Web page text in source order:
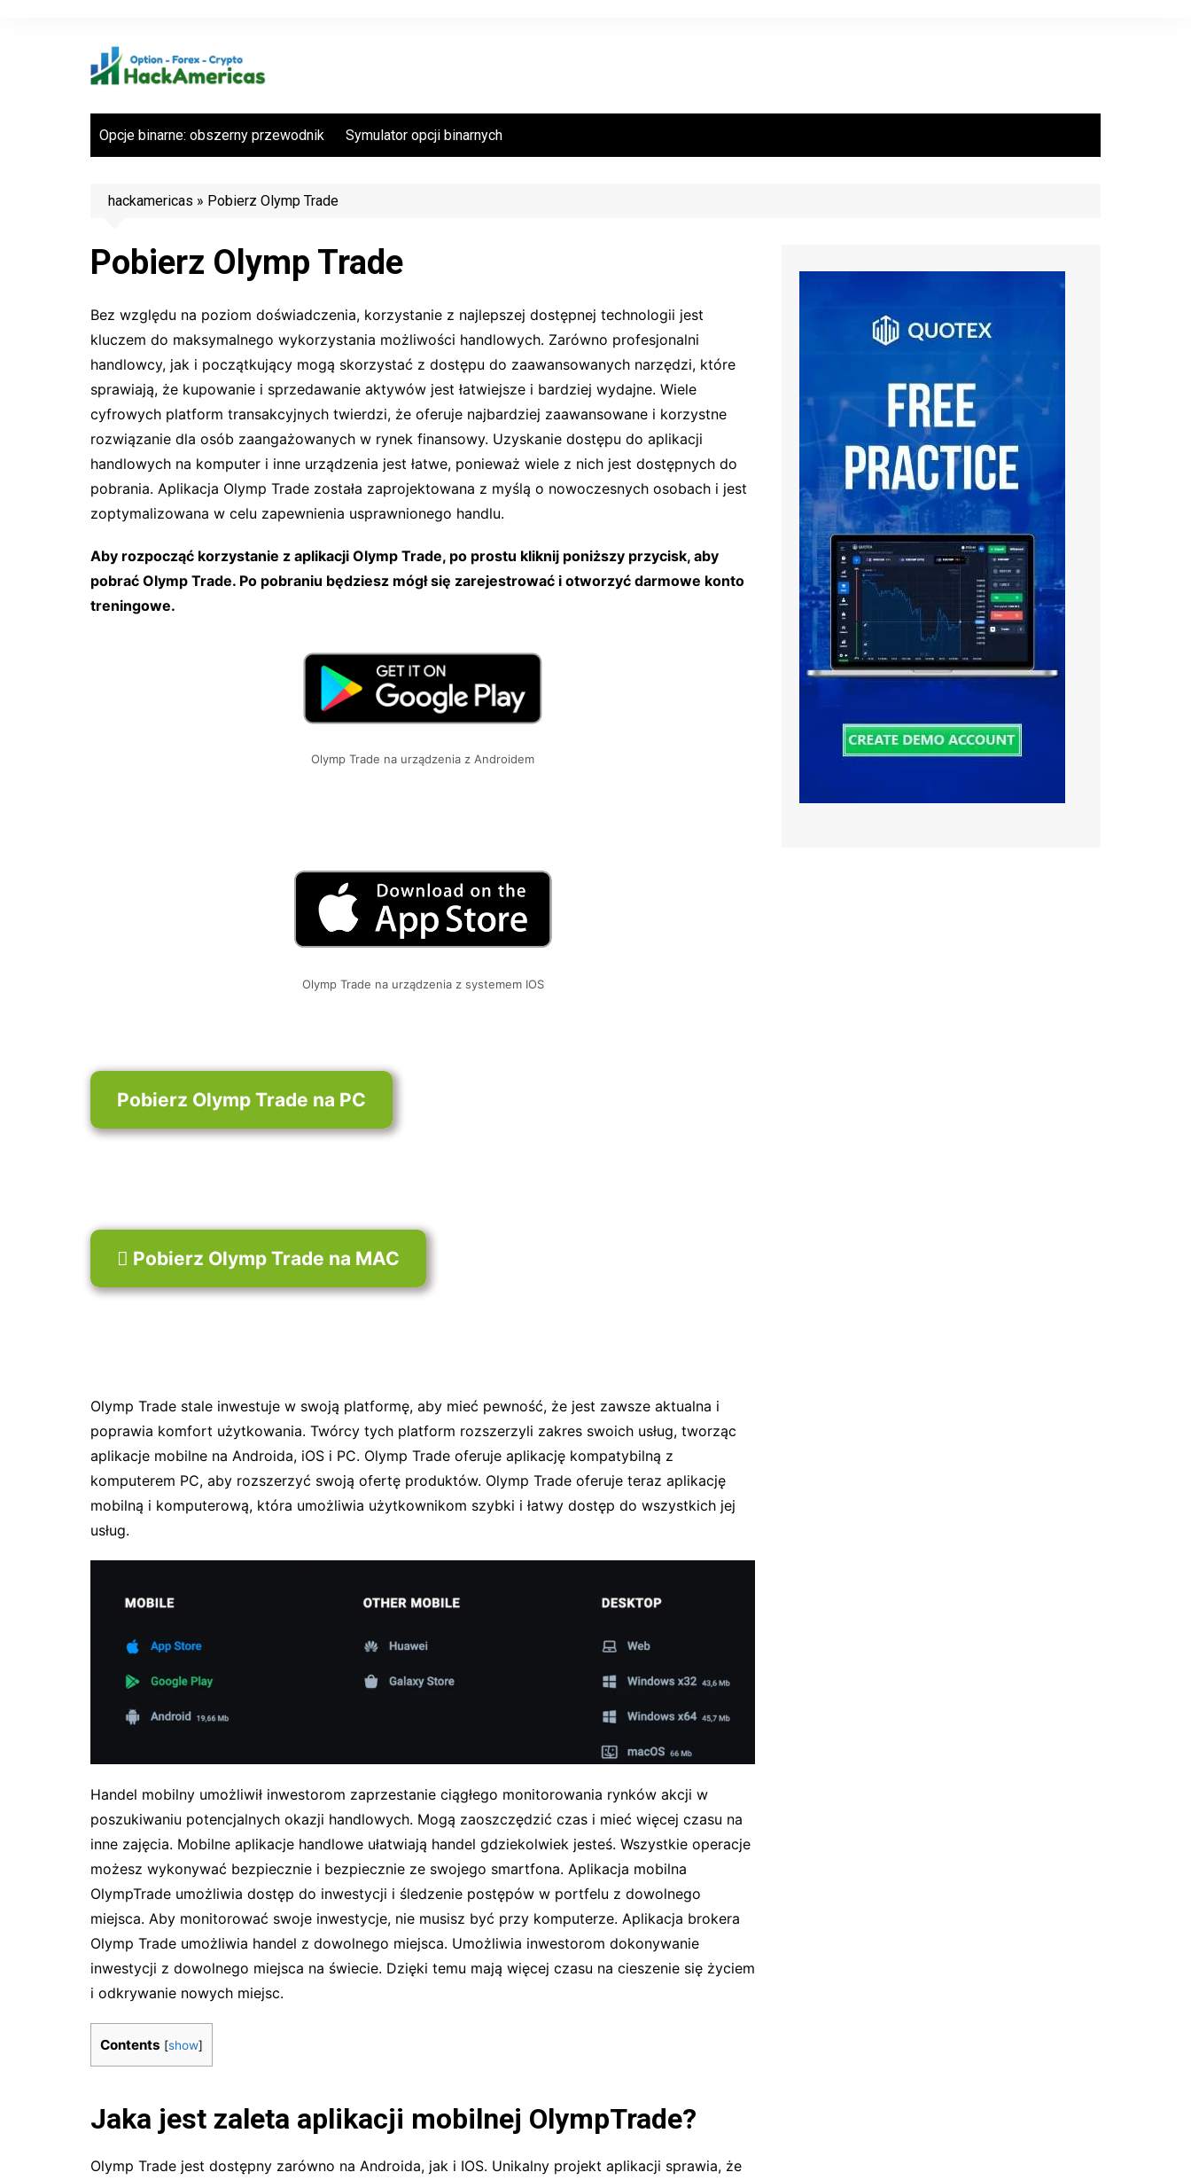
Opcje binarne: obszerny przewodnik Symulator opcji binarnych
hackamericas » Pobierz Olymp Trade
Pobierz Olymp Trade
Bez względu na poziom doświadczenia, korzystanie z najlepszej dostępnej technologii jest
kluczem do maksymalnego wykorzystania możliwości handlowych. Zarówno profesjonalni
handlowcy, jak i początkujący mogą skorzystać z dostępu do zaawansowanych narzędzi, które
sprawiają, że kupowanie i sprzedawanie aktywów jest łatwiejsze i bardziej wydajne. Wiele
cyfrowych platform transakcyjnych twierdzi, że oferuje najbardziej zaawansowane i korzystne
rozwiązanie dla osób zaangażowanych w rynek finansowy. Uzyskanie dostępu do aplikacji
handlowych na komputer i inne urządzenia jest łatwe, ponieważ wiele z nich jest dostępnych do
pobrania. Aplikacja Olymp Trade została zaprojektowana z myślą o nowoczesnych osobach i jest
zoptymalizowana w celu zapewnienia usprawnionego handlu.
Aby rozpocząć korzystanie z aplikacji Olymp Trade, po prostu kliknij poniższy przycisk, aby
pobrać Olymp Trade. Po pobraniu będziesz mógł się zarejestrować i otworzyć darmowe konto
treningowe.
Olymp Trade na urządzenia z Androidem
Olymp Trade na urządzenia z systemem IOS
Pobierz Olymp Trade na PC
 Pobierz Olymp Trade na MAC
Olymp Trade stale inwestuje w swoją platformę, aby mieć pewność, że jest zawsze aktualna i
poprawia komfort użytkowania. Twórcy tych platform rozszerzyli zakres swoich usług, tworząc
aplikacje mobilne na Androida, iOS i PC. Olymp Trade oferuje aplikację kompatybilną z
komputerem PC, aby rozszerzyć swoją ofertę produktów. Olymp Trade oferuje teraz aplikację
mobilną i komputerową, która umożliwia użytkownikom szybki i łatwy dostęp do wszystkich jej
usług.
Handel mobilny umożliwił inwestorom zaprzestanie ciągłego monitorowania rynków akcji w
poszukiwaniu potencjalnych okazji handlowych. Mogą zaoszczędzić czas i mieć więcej czasu na
inne zajęcia. Mobilne aplikacje handlowe ułatwiają handel gdziekolwiek jesteś. Wszystkie operacje
możesz wykonywać bezpiecznie i bezpiecznie ze swojego smartfona. Aplikacja mobilna
OlympTrade umożliwia dostęp do inwestycji i śledzenie postępów w portfelu z dowolnego
miejsca. Aby monitorować swoje inwestycje, nie musisz być przy komputerze. Aplikacja brokera
Olymp Trade umożliwia handel z dowolnego miejsca. Umożliwia inwestorom dokonywanie
inwestycji z dowolnego miejsca na świecie. Dzięki temu mają więcej czasu na cieszenie się życiem
i odkrywanie nowych miejsc.
Contents [show]
Jaka jest zaleta aplikacji mobilnej OlympTrade?
Olymp Trade jest dostępny zarówno na Androida, jak i IOS. Unikalny projekt aplikacji sprawia, że